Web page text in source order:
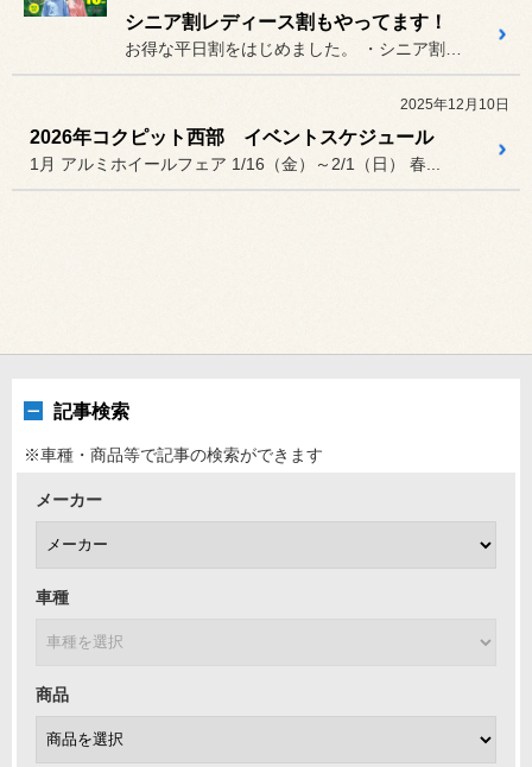
シニア割レディース割もやってます！
2025年12月10日
2026年コクピット西部 イベントスケジュール
1月 アルミホイールフェア 1/16（金）～2/1（日） 春...
記事検索
※車種・商品等で記事の検索ができます
メーカー
車種
商品